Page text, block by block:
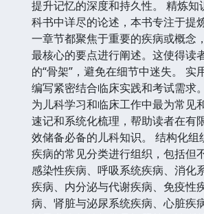
提升记忆的深度和持久性。 精炼知
科书中详尽的论述，本书专注于提
一章节都聚焦于重要的疾病或概念
最核心的要点进行阐述。这使得读
的“骨架”，避免在细节中迷失。 实
编写紧密结合临床实践和考试需求
为儿科学习和临床工作中最为常见
速记和系统化梳理，帮助读者在有
效储备必备的儿科知识。 结构化组
疾病的常见分类进行组织，包括但
感染性疾病、呼吸系统疾病、消化
疾病、内分泌与代谢疾病、免疫性
病、肾脏与泌尿系统疾病、心脏疾